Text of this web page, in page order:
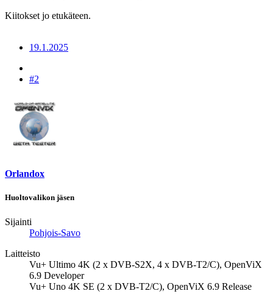
Kiitokset jo etukäteen.
19.1.2025
#2
Orlandox
Huoltovalikon jäsen
Sijainti
Pohjois-Savo
Laitteisto
Vu+ Ultimo 4K (2 x DVB-S2X, 4 x DVB-T2/C), OpenViX
6.9 Developer
Vu+ Uno 4K SE (2 x DVB-T2/C), OpenViX 6.9 Release